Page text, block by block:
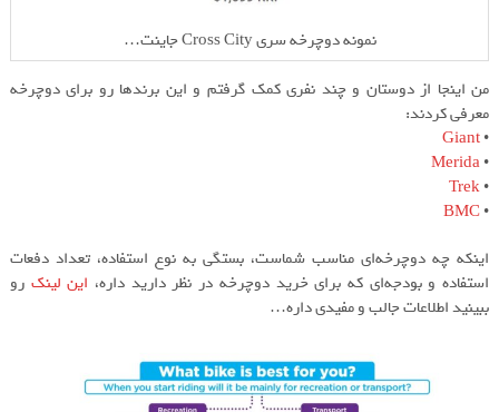
نمونه دوچرخه سری Cross City جاینت…
من اینجا از دوستان و چند نفری کمک گرفتم و این برندها رو برای دوچرخه
معرفی کردند:‌
•
Giant
•
Merida
•
Trek
•
BMC
اینکه چه دوچرخه‌ای مناسب شماست، بستگی به نوع استفاده، تعداد دفعات
استفاده و بودجه‌ای که برای خرید دوچرخه در نظر دارید داره، این لینک رو
ببینید اطلاعات جالب و مفیدی داره…